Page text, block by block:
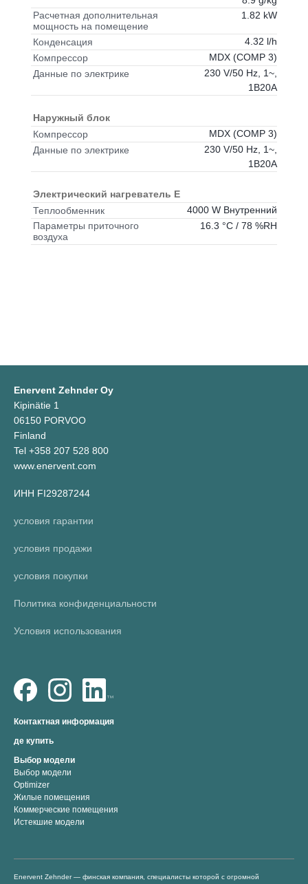
Расчетная дополнительная
мощность на помещение
1.82 kW
Конденсация
4.32 l/h
Компрессор
MDX (COMP 3)
Данные по электрике
230 V/50 Hz, 1~,
1B20A
Наружный блок
Компрессор
MDX (COMP 3)
Данные по электрике
230 V/50 Hz, 1~,
1B20A
Электрический нагреватель E
Теплообменник
4000 W Внутренний
Параметры приточного
воздуха
16.3 °C / 78 %RH
Enervent Zehnder Oy
Kipinätie 1
06150 PORVOO
Finland
Tel +358 207 528 800
www.enervent.com
ИНН FI29287244
условия гарантии
условия продажи
условия покупки
Политика конфиденциальности
Условия использования
Контактная информация
де купить
Выбор модели
Выбор модели
Optimizer
Жилые помещения
Коммерческие помещения
Истекшие модели
Enervent Zehnder — финская компания, специалисты которой с огромной